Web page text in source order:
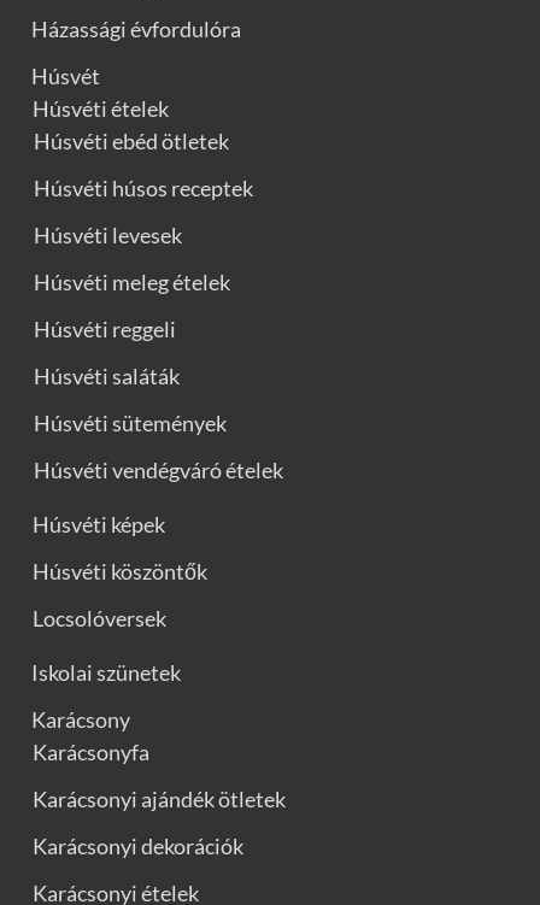
Házassági évfordulóra
Húsvét
Húsvéti ételek
Húsvéti ebéd ötletek
Húsvéti húsos receptek
Húsvéti levesek
Húsvéti meleg ételek
Húsvéti reggeli
Húsvéti saláták
Húsvéti sütemények
Húsvéti vendégváró ételek
Húsvéti képek
Húsvéti köszöntők
Locsolóversek
Iskolai szünetek
Karácsony
Karácsonyfa
Karácsonyi ajándék ötletek
Karácsonyi dekorációk
Karácsonyi ételek